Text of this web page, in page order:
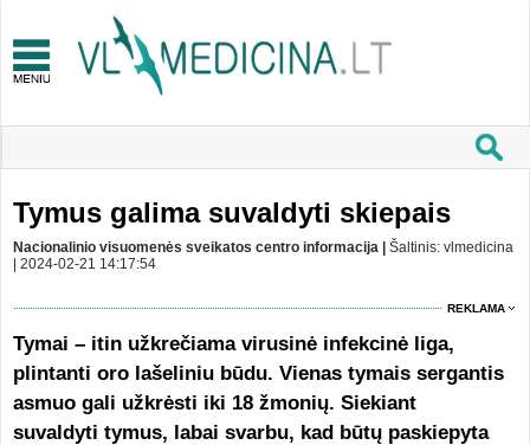
Tymus galima suvaldyti skiepais
Nacionalinio visuomenės sveikatos centro informacija | Šaltinis: vlmedicina
| 2024-02-21 14:17:54
REKLAMA
Tymai – itin užkrečiama virusinė infekcinė liga,
plintanti oro lašeliniu būdu. Vienas tymais sergantis
asmuo gali užkrėsti iki 18 žmonių. Siekiant
suvaldyti tymus, labai svarbu, kad būtų paskiepyta